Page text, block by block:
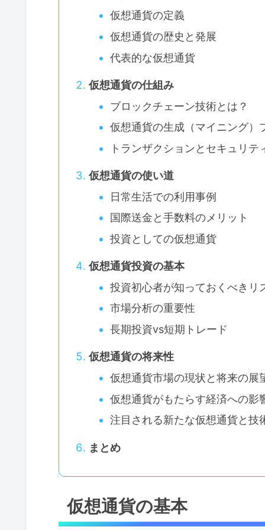
仮想通貨の定義
仮想通貨の歴史と発展
代表的な仮想通貨
仮想通貨の仕組み
ブロックチェーン技術とは？
仮想通貨の生成（マイニング）
トランザクションとセキュリテ
仮想通貨の使い道
日常生活での利用事例
国際送金と手数料のメリット
投資としての仮想通貨
仮想通貨投資の基本
投資初心者が知っておくべきリ
市場分析の重要性
長期投資vs短期トレード
仮想通貨の将来性
仮想通貨市場の現状と将来の展
仮想通貨がもたらす経済への影
注目される新たな仮想通貨と技
まとめ
仮想通貨の基本